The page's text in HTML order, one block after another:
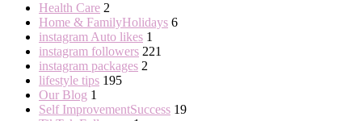
Health Care 2
Home & FamilyHolidays 6
instagram Auto likes 1
instagram followers 221
instagram packages 2
lifestyle tips 195
Our Blog 1
Self ImprovementSuccess 19